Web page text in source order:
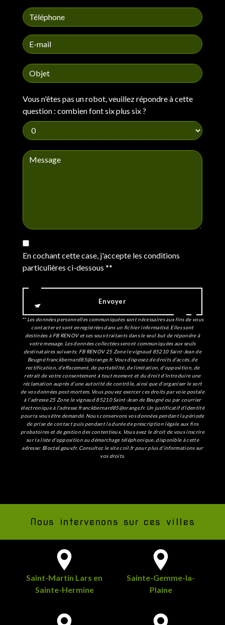
Vous n'êtes pas un robot, veuillez répondre à cette
question : combien font six plus six ?
En cochant cette case, j'accepte les conditions
particulières ci-dessous **
Envoyer
** Les données personnelles communiquées sont nécessaires aux fins de vous
contacter et sont enregistrées dans un fichier informatisé. Elles sont
destinées à FB RENOV et ses sous-traitants dans le seul but de répondre à
votre message. Les données collectées seront communiquées aux seuls
destinataires suivants: FB RENOV 25 Zone le vignaud 85210 Saint-Jean de
Beugné franckbernard85@orange.fr. Vous disposez de droits d’accès, de
rectification, d’effacement, de portabilité, de limitation, d’opposition, de
retrait de votre consentement à tout moment et du droit d’introduire une
réclamation auprès d’une autorité de contrôle, ainsi que d’organiser le sort
de vos données post-mortem. Vous pouvez exercer ces droits par voie postale
à l'adresse 25 Zone le vignaud 85210 Saint-Jean de Beugné ou par courrier
électronique à l'adresse franckbernard85@orange.fr. Un justificatif d'identité
pourra vous être demandé. Nous conservons vos données pendant la période
de prise de contact puis pendant la durée de prescription légale aux fins
probatoires et de gestion des contentieux. Vous avez le droit de vous inscrire
sur la liste d'opposition au démarchage téléphonique, disponible à cette
adresse: Bloctel.gouv.fr. Consultez le site cnil.fr pour plus d’informations sur
vos droits.
Nous intervenons sur ces villes
Saint-Martin Lars en
Sainte-Hermine
Sainte-Gemme-la-
Plaine